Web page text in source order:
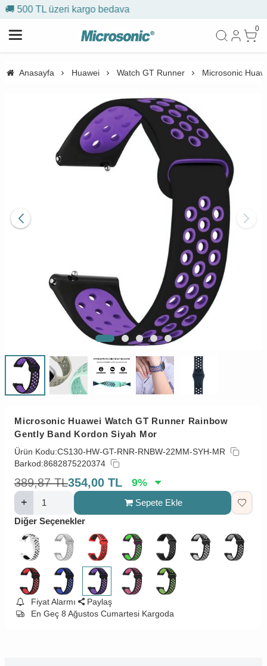
🎁 İlk siparişe %10 indirim
0
Anasayfa Huawei Watch GT Runner Microsonic
Microsonic Huawei Watch GT Runner Rainbow
Gently Band Kordon Siyah Mor
Ürün Kodu:CS130-HW-GT-RNR-RNBW-22MM-SYH-MR
Barkod:8682875220374
389,87 TL354,00 TL 9%
Sepete Ekle
Diğer Seçenekler
Fiyat Alarmı
Paylaş
En Geç 8 Ağustos Cumartesi Kargoda